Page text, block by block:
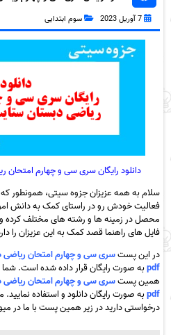
7 آوریل 2023 سوم ابتدایی
دانلود رایگان سری سی و چهارم
سلام به همه عزیزان جزوه سیتی، همونطور
فعالیت خودش رو در راستای کمک به دانش
محصل در زمینه ها و رشته های مختلف کرده و
فایل های راهنما قصد کمک به این عزیزان را
در این پستسری سی و چهارم امتحان ریاضی
pdfبه صورت رایگان قرار داده شده است. شما
همین پستسری سی و چهارم امتحان ریاضی
pdfبه صورت رایگان دانلود و استفاده نمایید.
درخواستی دارید در زیر همین پست با ما در